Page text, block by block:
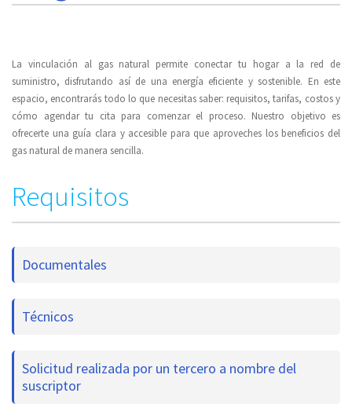
La vinculación al gas natural permite conectar tu hogar a la red de
suministro, disfrutando así de una energía eficiente y sostenible. En este
espacio, encontrarás todo lo que necesitas saber: requisitos, tarifas, costos y
cómo agendar tu cita para comenzar el proceso. Nuestro objetivo es
ofrecerte una guía clara y accesible para que aproveches los beneficios del
gas natural de manera sencilla.
Requisitos
Documentales
Técnicos
Solicitud realizada por un tercero a nombre del
suscriptor